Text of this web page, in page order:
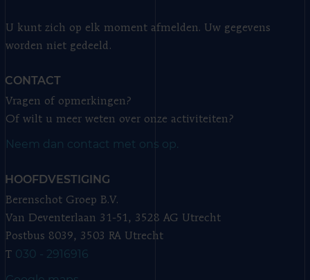
U kunt zich op elk moment afmelden. Uw gegevens
worden niet gedeeld.
CONTACT
Vragen of opmerkingen?
Of wilt u meer weten over onze activiteiten?
Neem dan contact met ons op.
HOOFDVESTIGING
Berenschot Groep B.V.
Van Deventerlaan 31-51, 3528 AG Utrecht
Postbus 8039, 3503 RA Utrecht
T 030 - 2916916